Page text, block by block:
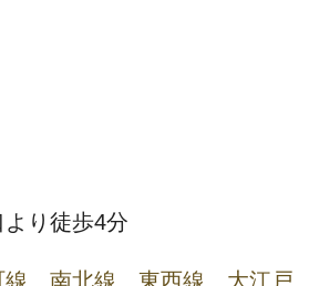
より徒歩4分
、南北線、東西線、大江戸